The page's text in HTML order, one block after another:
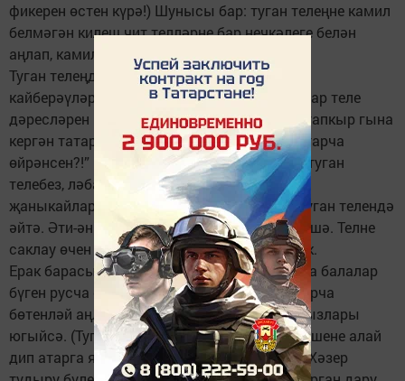
фикерен өстен күрә!) Шунысы бар: туган телеңне камил
белмәгән килеш чит телләрне бар нечкәлеге белән
аңлап, камил белеп булмый!
Туган телеңдә сөйләшү турында сүз чыкса,
кайберәүләр хөкүмәтне сүгәргә тотына. Татар теле
дәресләрен киметтеләр, янәсе. “Атнага 1-2 тапкыр гына
кергән татар теле дәресендә бала ничек татарча
өйрәнсен?!” – диючеләр дә бар. Татар теле туган
телебез, ләбаса! Туган тел белән тел ачыла,
җаныкайларым! Сабый беренче сүзләрен туган телендә
әйтә. Әти-әни, әби-бабай шушы телдә сөйләшә. Телне
саклау өчен шушы телдә аралашырга кирәк.
Ерак барасы юк, саф татар авылларында да балалар
бүген русча сөйләшеп үсә. Кайберләре татарча
бөтенләй аңламый. Татар егетләре, татар кызлары
югыйсә. (Туган телендә бер сүз белмәгән кешене алай
дип атарга яраса.) Кайберәүләрдән хәтта: “Хәзер